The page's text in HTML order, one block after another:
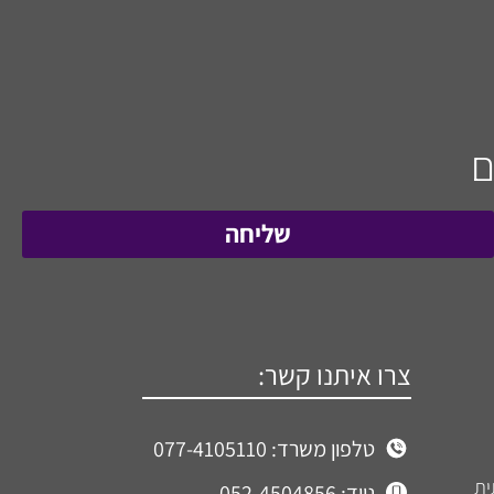
שליחה
צרו איתנו קשר:
טלפון משרד: 077-4105110